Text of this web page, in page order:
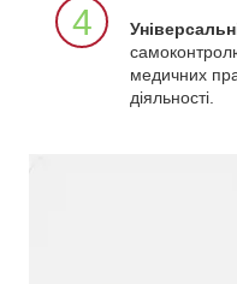
4
медичних
діяльності.